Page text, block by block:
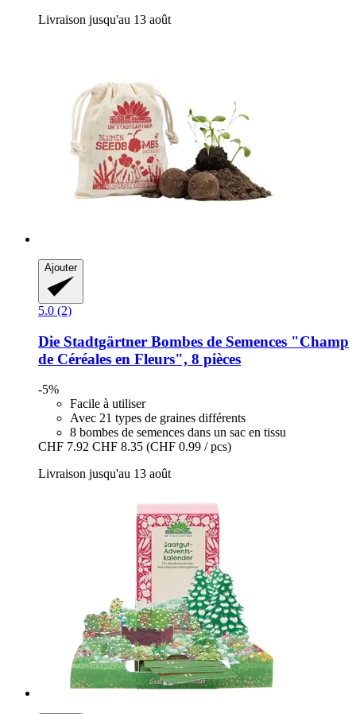
Livraison jusqu'au 13 août
Ajouter
5.0 (2)
Die Stadtgärtner Bombes de Semences "Champ
de Céréales en Fleurs", 8 pièces
-5%
Facile à utiliser
Avec 21 types de graines différents
8 bombes de semences dans un sac en tissu
CHF 7.92 CHF 8.35 (CHF 0.99 / pcs)
Livraison jusqu'au 13 août